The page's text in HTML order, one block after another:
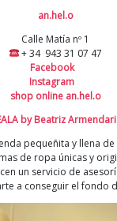
an.hel.o
Calle Matía nº 1
+ 34 943 31 07 47
Facebook
Instagram
shop online an.hel.o
by Beatriz
pequeñita y llena
de ropa únicas y
un servicio de
a conseguir el fondo